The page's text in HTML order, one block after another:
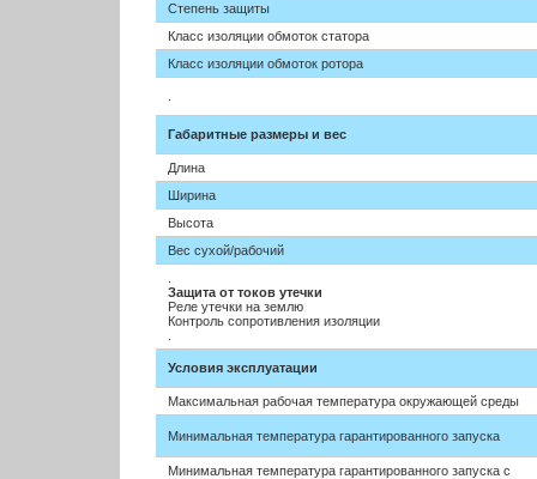
Степень защиты
Класс изоляции обмоток статора
Класс изоляции обмоток ротора
Габаритные размеры и вес
Длина
Ширина
Высота
Вес сухой/рабочий
Защита от токов утечки
Реле утечки на землю
Контроль сопротивления изоляции
Условия эксплуатации
Максимальная рабочая температура окружающей среды
Минимальная температура гарантированного запуска
Минимальная температура гарантированного запуска с